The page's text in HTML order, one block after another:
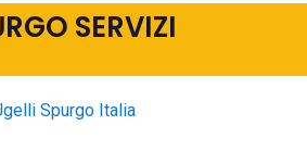
SERVIZI
Spurgo Italia